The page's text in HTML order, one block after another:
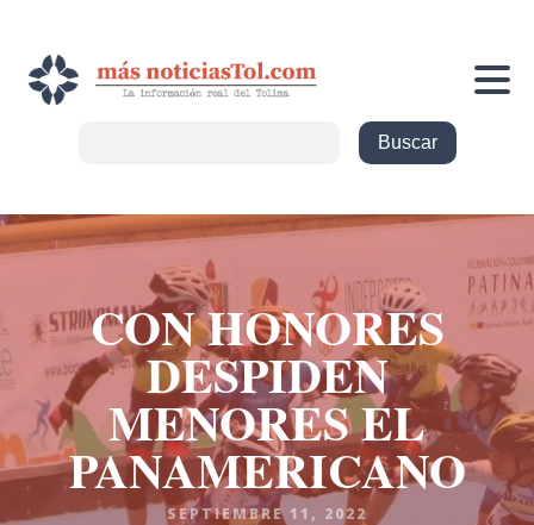
CON HONORES
DESPIDEN
MENORES EL
PANAMERICANO
SEPTIEMBRE 11, 2022